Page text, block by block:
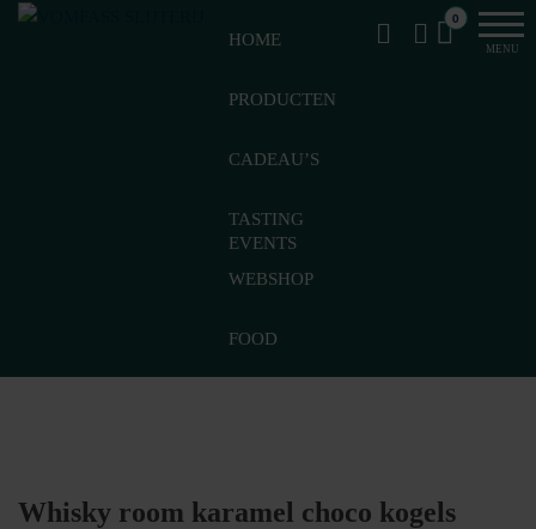
Slijterij
het
0
MENU
HOME
PRODUCTEN
CADEAU’S
TASTING
EVENTS
WEBSHOP
FOOD
Whisky room karamel choco kogels